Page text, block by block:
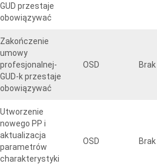
GUD przestaje
obowiązywać
Zakończenie
umowy
profesjonalnej-
GUD-k przestaje
obowiązywać
OSD Brak
Utworzenie
nowego PP i
aktualizacja
parametrów
charakterystyki
OSD Brak